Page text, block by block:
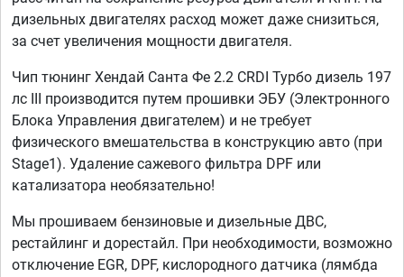
дизельных двигателях расход может даже снизиться,
за счет увеличения мощности двигателя.
Чип тюнинг Хендай Санта Фе 2.2 CRDI Турбо дизель 197
лс III производится путем прошивки ЭБУ (Электронного
Блока Управления двигателем) и не требует
физического вмешательства в конструкцию авто (при
Stage1). Удаление сажевого фильтра DPF или
катализатора необязательно!
Мы прошиваем бензиновые и дизельные ДВС,
рестайлинг и дорестайл. При необходимости, возможно
отключение EGR, DPF, кислородного датчика (лямбда